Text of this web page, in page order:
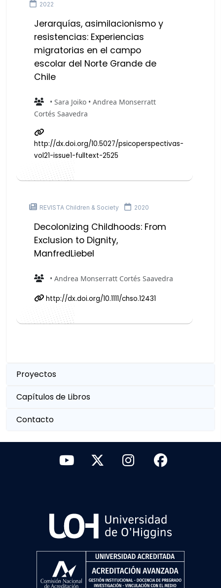
2022
Jerarquías, asimilacionismo y
resistencias: Experiencias
migratorias en el campo
escolar del Norte Grande de
Chile
• Sara Joiko • Andrea Monserratt
Cortés Saavedra
http://dx.doi.org/10.5027/psicoperspectivas-
vol21-issue1-fulltext-2525
REVISTA Children & Society 2020
Decolonizing Childhoods: From
Exclusion to Dignity,
ManfredLiebel
• Andrea Monserratt Cortés Saavedra
http://dx.doi.org/10.1111/chso.12431
Proyectos
Capítulos de Libros
Contacto